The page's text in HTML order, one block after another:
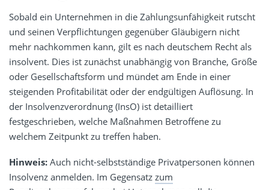
Sobald ein Unternehmen in die Zahlungsunfähigkeit rutscht
und seinen Verpflichtungen gegenüber Gläubigern nicht
mehr nachkommen kann, gilt es nach deutschem Recht als
insolvent. Dies ist zunächst unabhängig von Branche, Größe
oder Gesellschaftsform und mündet am Ende in einer
steigenden Profitabilität oder der endgültigen Auflösung. In
der Insolvenzverordnung (InsO) ist detailliert
festgeschrieben, welche Maßnahmen Betroffene zu
welchem Zeitpunkt zu treffen haben.
Hinweis: Auch nicht-selbstständige Privatpersonen können
Insolvenz anmelden. Im Gegensatz zum